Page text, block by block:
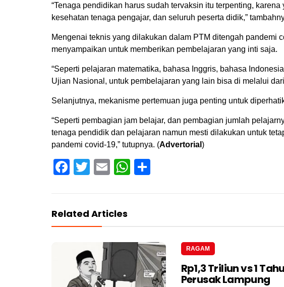
“Tenaga pendidikan harus sudah tervaksin itu terpenting,
kesehatan tenaga pengajar, dan seluruh peserta didik,”
Mengenai teknis yang dilakukan dalam PTM ditengah pandemi
menyampaikan untuk memberikan pembelajaran yang inti saja.
“Seperti pelajaran matematika, bahasa Inggris, bahasa
Ujian Nasional, untuk pembelajaran yang lain bisa di melalui
Selanjutnya, mekanisme pertemuan juga penting untuk
“Seperti pembagian jam belajar, dan pembagian jumlah
tenaga pendidik dan pelajaran namun mesti dilakukan untuk
pandemi covid-19,” tutupnya. (Advertorial )
Facebook
TwitterEmailWhatsApp
Related Articles
RAGAM
Rp1,3 Triliun vs 1
Perusak Lampung